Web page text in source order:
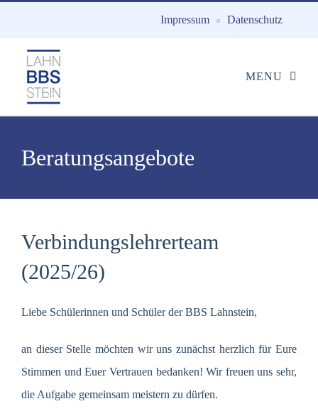
Impressum Datenschutz
Beratungsangebote
Verbindungslehrerteam
(2025/26)
Liebe Schülerinnen und Schüler der BBS Lahnstein,
an dieser Stelle möchten wir uns zunächst herzlich für Eure
Stimmen und Euer Vertrauen bedanken! Wir freuen uns sehr,
die Aufgabe gemeinsam meistern zu dürfen.